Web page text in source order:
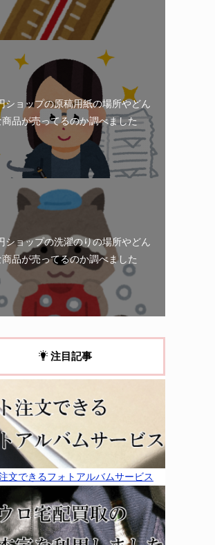
ショップの原稿用紙の場所やどん
商品が売ってるのか調べました
ショップの洗濯のりの場所やどん
商品が売ってるのか調べました
注目記事
文できるフォトアルバムサービス